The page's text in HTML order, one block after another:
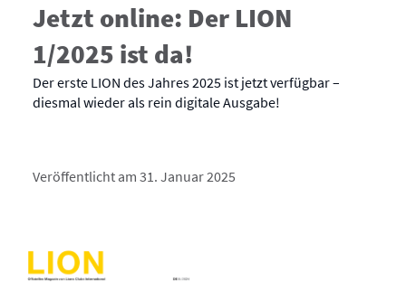
Jetzt online: Der LION
1/2025 ist da!
Der erste LION des Jahres 2025 ist jetzt verfügbar –
diesmal wieder als rein digitale Ausgabe!
Veröffentlicht am 31. Januar 2025